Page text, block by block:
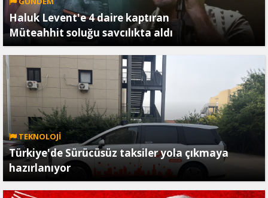
Haluk Levent'e 4 daire kaptıran
Müteahhit soluğu savcılıkta aldı
TEKNOLOJİ
Türkiye'de Sürücüsüz taksiler yola çıkmaya
hazırlanıyor